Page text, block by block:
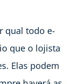
qual todo e-
que o lojista
Elas podem